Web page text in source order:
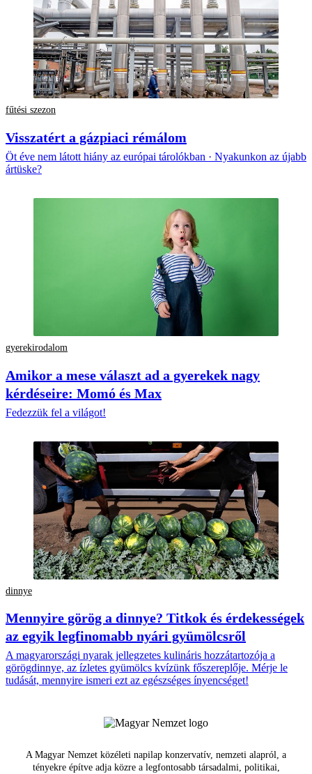
fűtési szezon
Visszatért a gázpiaci rémálom
Öt éve nem látott hiány az európai tárolókban · Nyakunkon az újabb
ártüske?
gyerekirodalom
Amikor a mese választ ad a gyerekek nagy
kérdéseire: Momó és Max
Fedezzük fel a világot!
dinnye
Mennyire görög a dinnye? Titkok és érdekességek
az egyik legfinomabb nyári gyümölcsről
A magyarországi nyarak jellegzetes kulináris hozzátartozója a
görögdinnye, az ízletes gyümölcs kvízünk főszereplője. Mérje le
tudását, mennyire ismeri ezt az egészséges ínyencséget!
A Magyar Nemzet közéleti napilap konzervatív, nemzeti alapról, a
tényekre építve adja közre a legfontosabb társadalmi, politikai,